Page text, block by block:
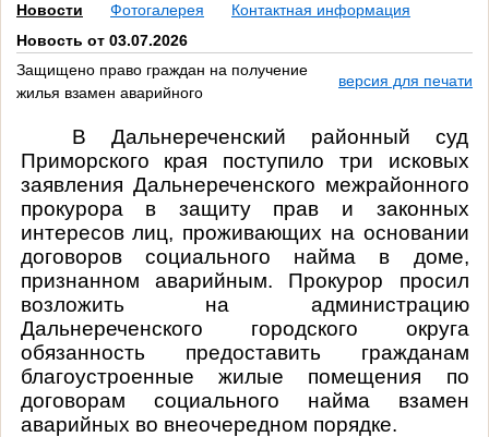
Новости Фотогалерея
Контактная информация
Новость от 03.07.2026
Защищено право граждан на получение
жилья взамен аварийного
версия для печати
В Дальнереченский районный суд
Приморского края поступило три исковых
заявления Дальнереченского межрайонного
прокурора в защиту прав и законных
интересов лиц, проживающих на основании
договоров социального найма в доме,
признанном аварийным. Прокурор просил
возложить на администрацию
Дальнереченского городского округа
обязанность предоставить гражданам
благоустроенные жилые помещения по
договорам социального найма взамен
аварийных во внеочередном порядке.